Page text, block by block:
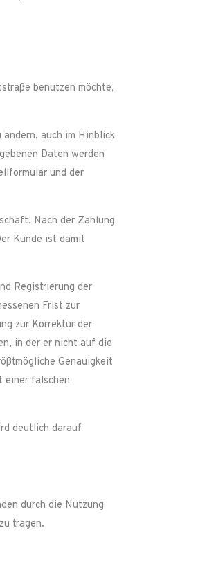
benutzen möchte,
auch im Hinblick
Daten werden
und der
Nach der Zahlung
Kunde ist damit
Registrierung der
Frist zur
zur Korrektur der
in der er nicht auf die
Genauigkeit
einer falschen
deutlich darauf
durch die Nutzung
tragen.